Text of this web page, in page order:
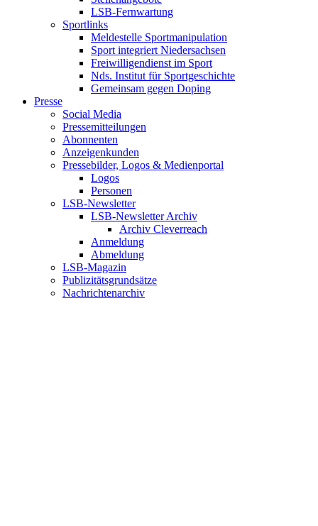
LSB-Fernwartung
Sportlinks
Meldestelle Sportmanipulation
Sport integriert Niedersachsen
Freiwilligendienst im Sport
Nds. Institut für Sportgeschichte
Gemeinsam gegen Doping
Presse
Social Media
Pressemitteilungen
Abonnenten
Anzeigenkunden
Pressebilder, Logos & Medienportal
Logos
Personen
LSB-Newsletter
LSB-Newsletter Archiv
Archiv Cleverreach
Anmeldung
Abmeldung
LSB-Magazin
Publizitätsgrundsätze
Nachrichtenarchiv